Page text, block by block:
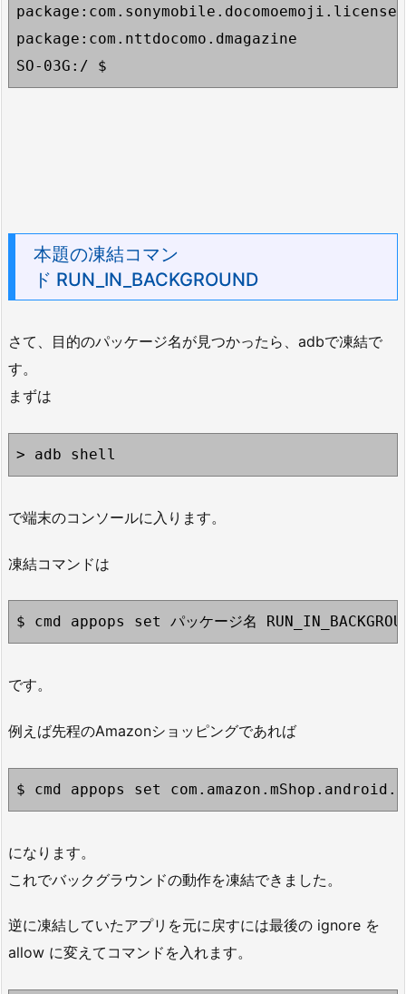
package:com.sonymobile.docomoemoji.license
package:com.nttdocomo.dmagazine
SO-03G:/ $
本題の凍結コマン
ド RUN_IN_BACKGROUND
さて、目的のパッケージ名が見つかったら、adbで凍結で
す。
まずは
> adb shell
で端末のコンソールに入ります。
凍結コマンドは
$ cmd appops set パッケージ名
です。
例えば先程のAmazonショッピングであれば
$ cmd appops set
になります。
これでバックグラウンドの動作を凍結できました。
逆に凍結していたアプリを元に戻すには最後の ignore を
allow に変えてコマンドを入れます。